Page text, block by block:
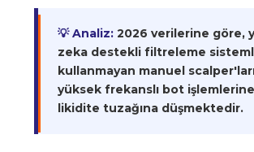
💡 Analiz: 2026 verilerine göre,
zeka destekli filtreleme
kullanmayan manuel
yüksek frekanslı bot işlemlerine
likidite tuzağına düşmektedir.